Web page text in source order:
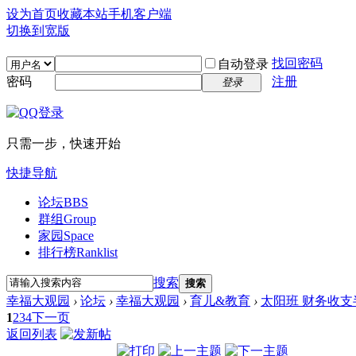
设为首页收藏本站手机客户端
切换到宽版
自动登录 找回密码
密码
登录 注册
只需一步，快速开始
快捷导航
论坛BBS
群组Group
家园 Space
排行榜Ranklist
搜索 搜索
幸福大观园 › 论坛 › 幸福大观园 › 育儿&教育 › 太阳班 财务收
1234下一页
返回列表